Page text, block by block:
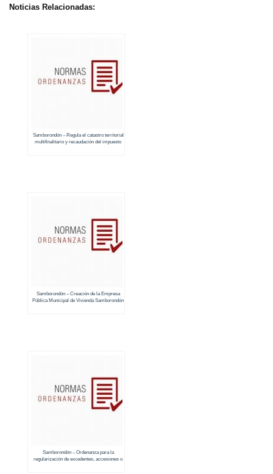
Noticias Relacionadas:
Samborondón – Regula el catastro territorial
multifinalitario y recaudación del impuesto
Samborondón – Creación de la Empresa
Pública Municipal de Vivienda Samborondón
Samborondón – Ordenanza para la
regularización de excedentes, accesiones o